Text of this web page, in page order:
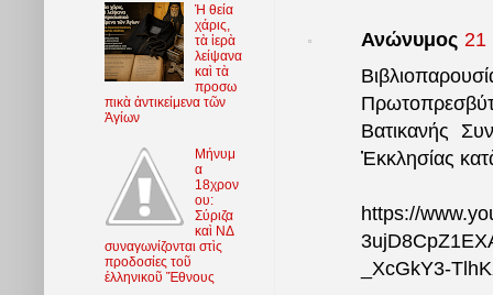
Ανώνυμος 21
Βατικανής
Ἐκκλησίας
https://
_XcGkY3-
Ἡ θεία
χάρις,
τὰ ἱερὰ
λείψανα
καὶ τὰ
προσω
πικὰ ἀντικείμενα τῶν
Ἁγίων
Μήνυμ
α
18χρον
ου:
Σύριζα
καὶ ΝΔ
συναγωνίζονται στὶς
προδοσίες τοῦ
ἑλληνικοῦ Ἔθνους